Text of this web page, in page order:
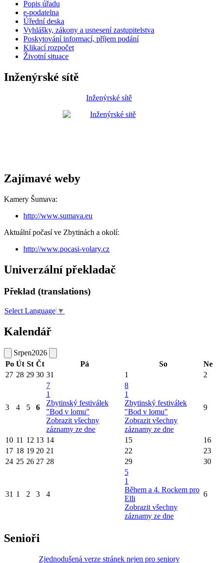
Popis úřadu
e-podatelna
Úřední deska
Vyhlášky, zákony a usnesení zastupitelstva
Poskytování informací, příjem podání
Klikací rozpočet
Životní situace
Inženýrské sítě
Inženýrské sítě
Zajímavé weby
Kamery Šumava:
http://www.sumava.eu
Aktuální počasí ve Zbytinách a okolí:
http://www.pocasi-volary.cz
Univerzální překladač
Překlad (translations)
Select Language ▼
Kalendář
Srpen2026
Po Út St Čt Pá So
Ne
27 28 29 30 31 1 2
3 4 5 6
7
1
Zbytinský festiválek
"Bod v lomu"
Zobrazit všechny
záznamy ze dne
8
1
Zbytinský festiválek
"Bod v lomu"
Zobrazit všechny
záznamy ze dne
9
10 11 12 13 14 15
16
17 18 19 20 21 22
23
24 25 26 27 28 29 30
31 1 2 3 4
5
1
Během a 4. Rockem pro
Elli
Zobrazit všechny
záznamy ze dne
6
Senioři
Zjednodušená verze stránek nejen pro seniory